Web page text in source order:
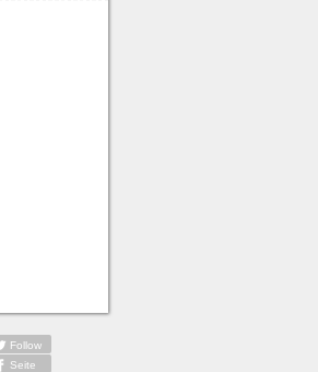
Follow
Seite